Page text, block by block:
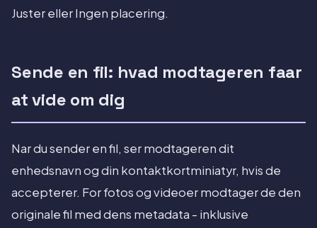
Juster eller Ingen placering.
Sende en fil: hvad modtageren faar
at vide om dig
Nar du sender en fil, ser modtageren dit
enhedsnavn og din kontaktkortminiatyr, hvis de
accepterer. For fotos og videoer modtager de den
originale fil med dens metadata - inklusive